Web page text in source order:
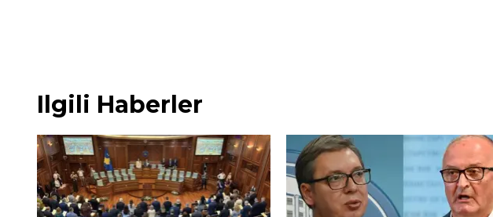
Ilgili Haberler